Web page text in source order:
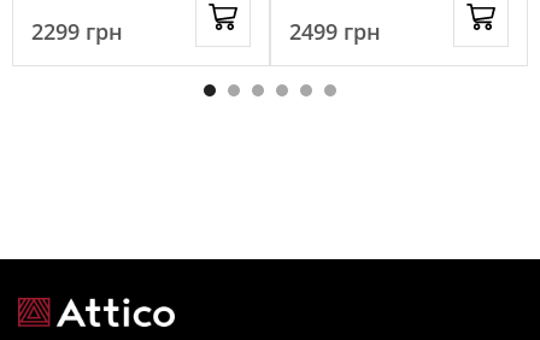
2299 грн 2499 грн